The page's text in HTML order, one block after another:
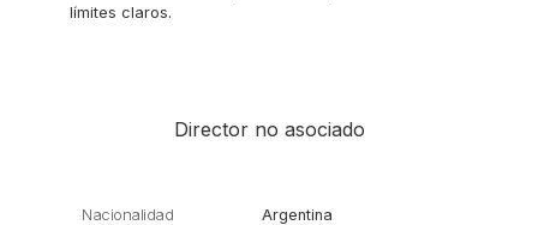
límites claros.
Director no asociado
Nacionalidad Argentina